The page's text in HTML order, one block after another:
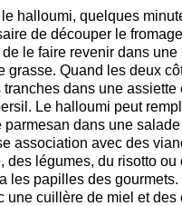
halloumi, quelques
de découper le
le faire revenir dans
grasse. Quand les deux
dans une
Le halloumi peut
parmesan dans une
association avec des
des légumes, du risotto ou
les papilles des
une cuillère de miel et des